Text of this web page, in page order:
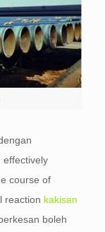
effectively
course of
reaction kakisan
boleh